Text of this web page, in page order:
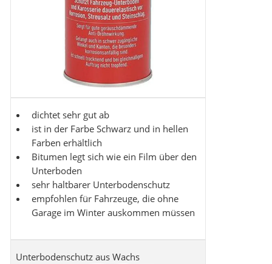
dichtet sehr gut ab
ist in der Farbe Schwarz und in hellen
Farben erhältlich
Bitumen legt sich wie ein Film über den
Unterboden
sehr haltbarer Unterbodenschutz
empfohlen für Fahrzeuge, die ohne
Garage im Winter auskommen müssen
Unterbodenschutz aus Wachs